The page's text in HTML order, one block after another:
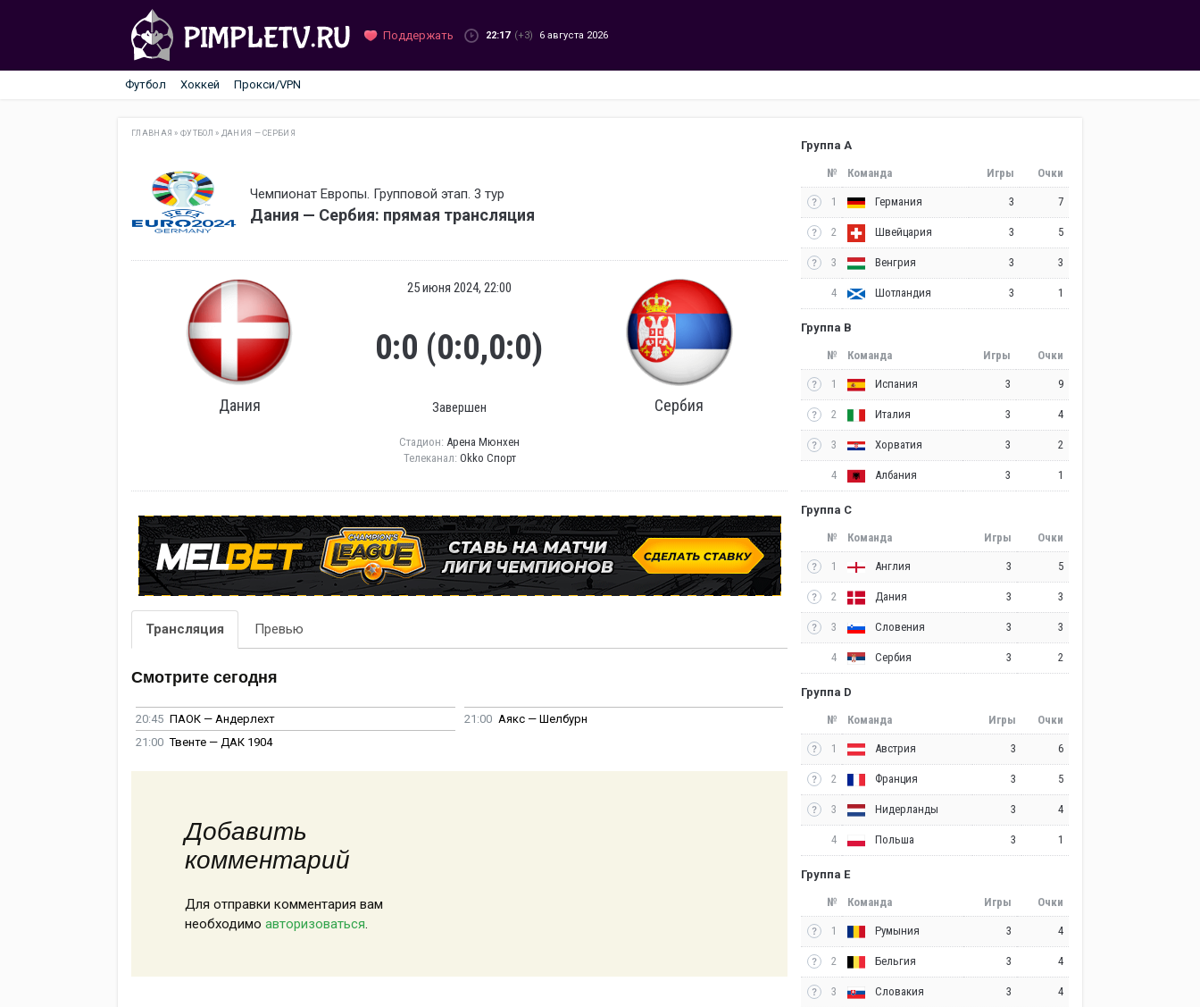
Поддержать 22:17 (+3) 6 августа 2026
Футбол Хоккей Прокси/VPN
ГЛАВНАЯ »ФУТБОЛ » ДАНИЯ — СЕРБИЯ
Чемпионат Европы. Групповой этап. 3 тур
Дания — Сербия: прямая трансляция
Дания
25 июня 2024, 22:00
0:0 (0:0,0:0)
Завершен Сербия
Стадион: Арена Мюнхен
Телеканал: Okko Спорт
Трансляция Превью
Смотрите сегодня
20:45 ПАОК — Андерлехт 21:00 Аякс — Шелбурн
21:00 Твенте — ДАК 1904
Добавить
комментарий
Для отправки комментария вам
необходимо авторизоваться.
Группа A
№ Команда Игры Очки
1 Германия 3 7
2 Швейцария 3 5
3 Венгрия 3 3
4 Шотландия 3 1
Группа B
№ Команда Игры Очки
1 Испания 3 9
2 Италия 3 4
3 Хорватия 3 2
4 Албания 3 1
Группа C
№ Команда Игры Очки
1 Англия 3 5
2 Дания 3 3
3 Словения 3 3
4 Сербия 3 2
Группа D
№ Команда Игры Очки
1 Австрия 3 6
2 Франция 3 5
3 Нидерланды 3 4
4 Польша 3 1
Группа E
№ Команда Игры Очки
1 Румыния 3 4
2 Бельгия 3 4
3 Словакия 3 4